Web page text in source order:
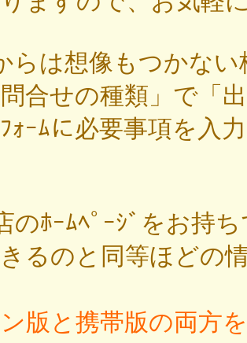
らは想像もつかな
合せの種類」で「
ｫｰﾑに必要事項を入
のﾎｰﾑﾍﾟｰｼﾞをお持
るのと同等ほどの
版と携帯版の両方